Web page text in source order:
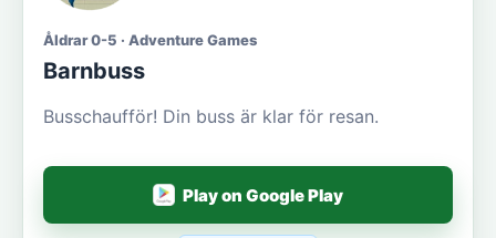
Åldrar 0-5 · Adventure Games
Barnbuss
Busschaufför! Din buss är klar för resan.
Play on Google Play